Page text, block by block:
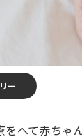
ー
をへて赤ちゃ